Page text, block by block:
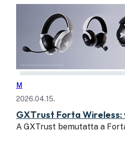
M
2026.04.15.
GXTrust Forta Wireless:
A GXTrust bemutatta a